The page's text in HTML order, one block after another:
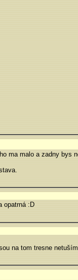
ma malo a zadny bys
opatrná :D
na tom tresne netuším